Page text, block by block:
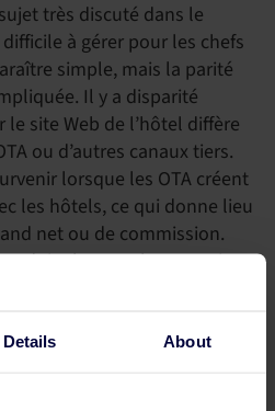
Details About
très discuté dans le
à gérer pour les chefs
simple, mais la parité
Il y a disparité
site Web de l’hôtel diffère
ou d’autres canaux tiers.
lorsque les OTA créent
les hôtels, ce qui donne lieu
net ou de commission.
lorsque les OTA n’ont
achètent auprès de grossistes
payer pour faire des affaires,
pose plusieurs défis aux